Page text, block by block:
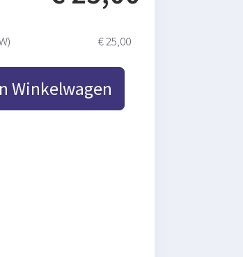
€ 25,00
Winkelwagen